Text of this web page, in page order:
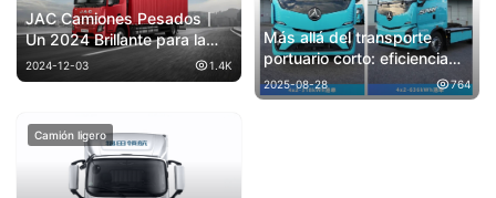
JAC Camiones Pesados丨
Un 2024 Brillante para la
Serie “Estrella”
2024-12-03 1.4K
Más allá del transporte
portuario corto: eficiencia
total. Los dos modelos
SANY Jiangshan redefinen
2025-08-28 764
Camión ligero